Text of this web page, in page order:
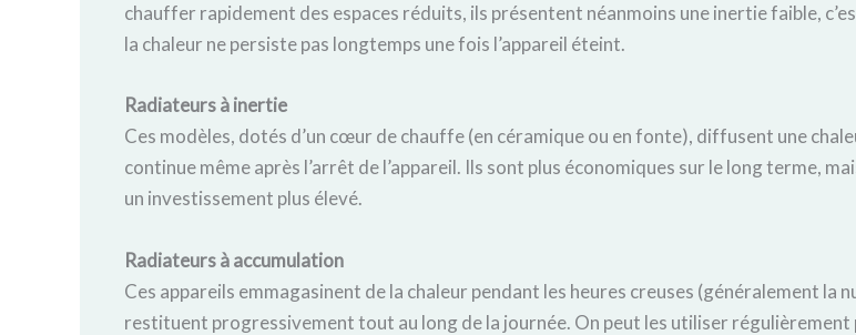
chauffer rapidement des espaces réduits, ils présentent néanmoins une inertie faible,
la chaleur ne persiste pas longtemps une fois l’appareil éteint.
Radiateurs à inertie
Ces modèles, dotés d’un cœur de chauffe (en céramique ou en fonte), diffusent une
continue même après l’arrêt de l’appareil. Ils sont plus économiques sur le long terme,
un investissement plus élevé.
Radiateurs à accumulation
Ces appareils emmagasinent de la chaleur pendant les heures creuses (généralement la
restituent progressivement tout au long de la journée. On peut les utiliser régulièrement